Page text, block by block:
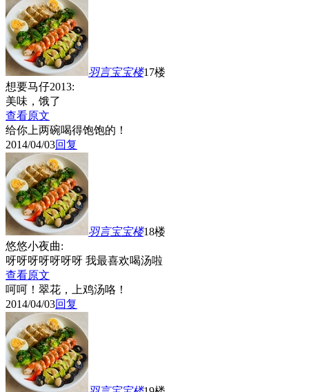
羽言宝宝楼17楼
想要马仔2013:
美味，饿了
查看原文
给你上两碗喝得饱饱的！
2014/04/03回复
羽言宝宝楼18楼
悠悠小夜曲:
呀呀呀呀呀呀呀 我最喜欢喝汤啦
查看原文
呵呵！翠花，上鸡汤咯！
2014/04/03回复